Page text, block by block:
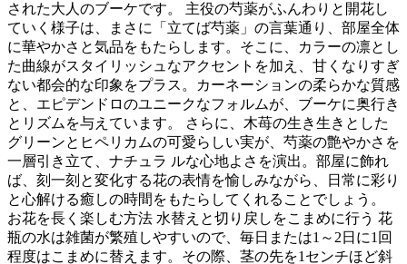
された大人のブーケです。 主役の芍薬がふんわりと開花し
ていく様子は、まさに「立てば芍薬」の言葉通り、部屋全体
に華やかさと気品をもたらします。そこに、カラーの凛とし
た曲線がスタイリッシュなアクセントを加え、甘くなりすぎ
ない都会的な印象をプラス。カーネーションの柔らかな質感
と、エピデンドロのユニークなフォルムが、ブーケに奥行き
とリズムを与えています。 さらに、木苺の生き生きとした
グリーンとヒペリカムの可愛らしい実が、芍薬の艶やかさを
一層引き立て、ナチュラ ルな心地よさを演出。部屋に飾れ
ば、刻一刻と変化する花の表情を愉しみながら、日常に彩り
と心解ける癒しの時間をもたらしてくれることでしょう。
お花を長く楽しむ方法 水替えと切り戻しをこまめに行う 花
瓶の水は雑菌が繁殖しやすいので、毎日または1～2日に1回
程度はこまめに替えます。その際、茎の先を1センチほど斜